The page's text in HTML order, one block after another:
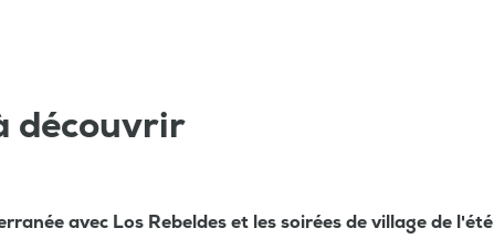
découvrir
avec Los Rebeldes et les soirées de village de l'été